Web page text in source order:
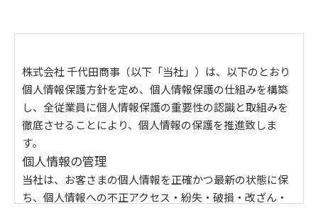
株式会社 千代田商事（以下「当社」）は、以下のとおり
個人情報保護方針を定め、個人情報保護の仕組みを構築
し、全従業員に個人情報保護の重要性の認識と取組みを
徹底させることにより、個人情報の保護を推進致しま
す。
個人情報の管理
当社は、お客さまの個人情報を正確かつ最新の状態に保
ち、個人情報への不正アクセス・紛失・破損・改ざん・